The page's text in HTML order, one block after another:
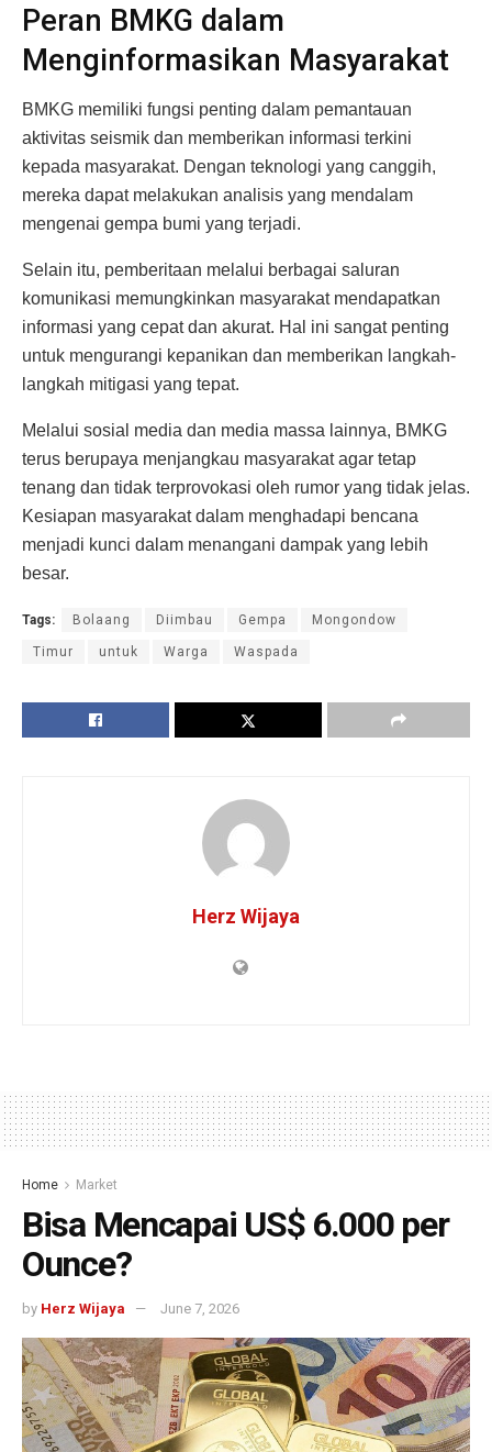
Peran BMKG dalam
Menginformasikan Masyarakat
BMKG memiliki fungsi penting dalam pemantauan
aktivitas seismik dan memberikan informasi terkini
kepada masyarakat. Dengan teknologi yang canggih,
mereka dapat melakukan analisis yang mendalam
mengenai gempa bumi yang terjadi.
Selain itu, pemberitaan melalui berbagai saluran
komunikasi memungkinkan masyarakat mendapatkan
informasi yang cepat dan akurat. Hal ini sangat penting
untuk mengurangi kepanikan dan memberikan langkah-
langkah mitigasi yang tepat.
Melalui sosial media dan media massa lainnya, BMKG
terus berupaya menjangkau masyarakat agar tetap
tenang dan tidak terprovokasi oleh rumor yang tidak jelas.
Kesiapan masyarakat dalam menghadapi bencana
menjadi kunci dalam menangani dampak yang lebih
besar.
Tags: Bolaang Diimbau Gempa Mongondow
Timur untuk Warga Waspada
Herz Wijaya
Home Market
Bisa Mencapai US$ 6.000 per
Ounce?
by Herz Wijaya June 7, 2026